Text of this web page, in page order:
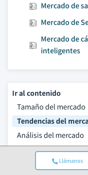
Llámanos
Mercado de
Mercado de
Mercado de
inteligentes
Ir al contenido
Tamaño del mercado
Tendencias del
Análisis del mercado
Cuota de mercado
Preguntas frecuentes